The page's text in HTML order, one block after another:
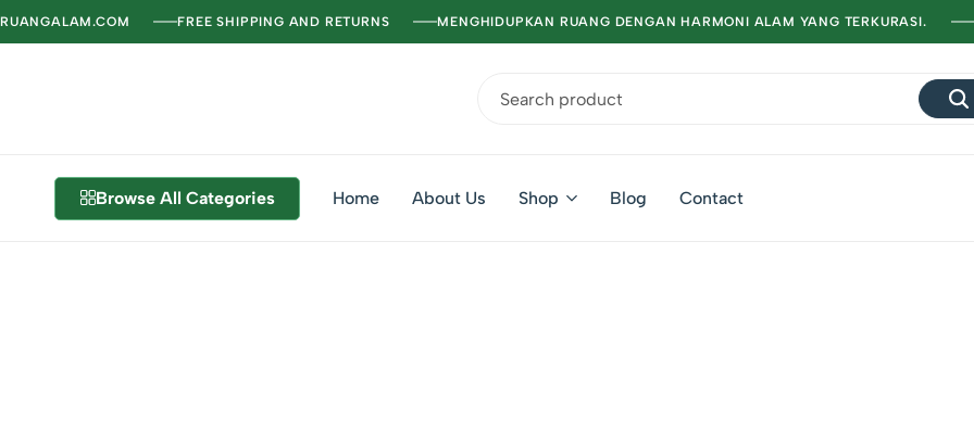
RUANGALAM.COM FREE SHIPPING AND RETURNS MENGHIDUPKAN RUANG DENGAN HARMONI ALAM YANG TERKURASI.
Browse All Categories Home About Us Shop Blog Contact